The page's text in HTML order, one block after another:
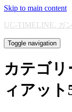
Skip to main content
UC-TIMELINE. ガ
Toggle navigation
カテゴリ
ィアット